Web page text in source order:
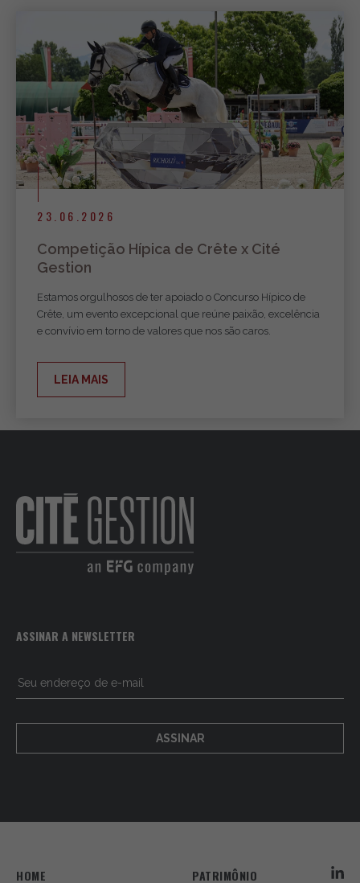
23.06.2026
Competição Hípica de Crête x Cité
Gestion
Estamos orgulhosos de ter apoiado o Concurso Hípico de
Crête, um evento excepcional que reúne paixão, excelência
e convívio em torno de valores que nos são caros.
LEIA MAIS
ASSINAR A NEWSLETTER
ASSINAR
HOME PATRIMÔNIO